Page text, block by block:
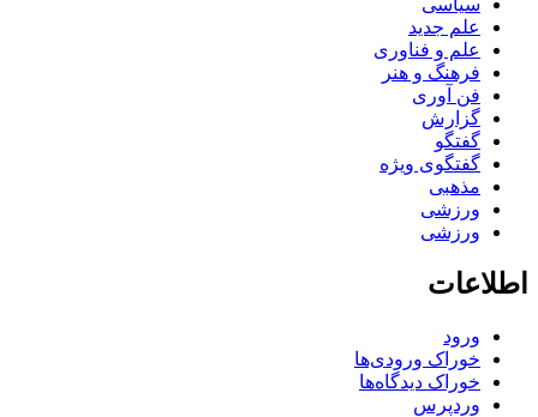
سیاسی
علم جدید
علم و فناوری
فرهنگ و هنر
فن آوری
گزارش
گفتگو
گفتگوی ویژه
مذهبی
ورزشی
ورزشی
اطلاعات
ورود
خوراک ورودی‌ها
خوراک دیدگاه‌ها
وردپرس